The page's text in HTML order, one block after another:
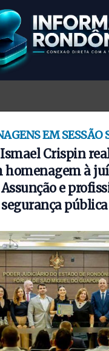
EM SESSÃO
Crispin
homenagem à
e
segurança pública